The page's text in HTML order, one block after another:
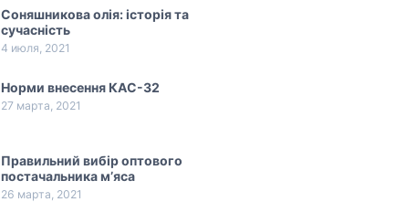
Соняшникова олія: історія та
сучасність
4 июля, 2021
Норми внесення КАС-32
27 марта, 2021
Правильний вибір оптового
постачальника м’яса
26 марта, 2021